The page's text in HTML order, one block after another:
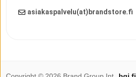
asiakaspalvelu(at)brandstore.fi